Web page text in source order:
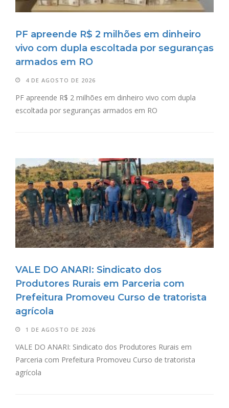
PF apreende R$ 2 milhões em dinheiro
vivo com dupla escoltada por seguranças
armados em RO
4 DE AGOSTO DE 2026
PF apreende R$ 2 milhões em dinheiro vivo com dupla
escoltada por seguranças armados em RO
VALE DO ANARI: Sindicato dos
Produtores Rurais em Parceria com
Prefeitura Promoveu Curso de tratorista
agrícola
1 DE AGOSTO DE 2026
VALE DO ANARI: Sindicato dos Produtores Rurais em
Parceria com Prefeitura Promoveu Curso de tratorista
agrícola